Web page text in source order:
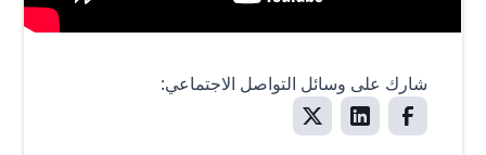
شارك على وسائل التواصل الاجتماعي: